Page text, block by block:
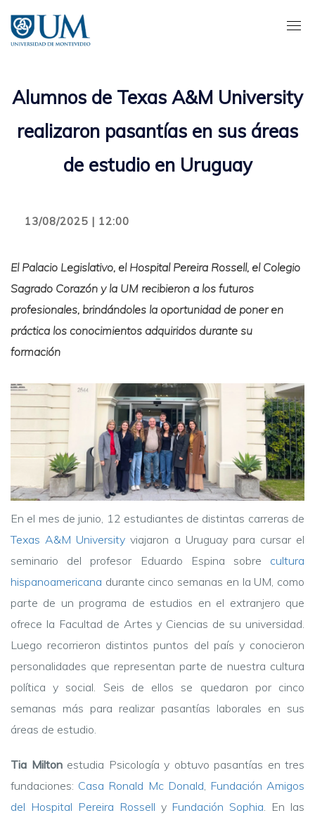
contenido
principal
Alumnos de Texas A&M University
realizaron pasantías en sus áreas
de estudio en Uruguay
13/08/2025 | 12:00
El Palacio Legislativo, el Hospital Pereira Rossell, el Colegio
Sagrado Corazón y la UM recibieron a los futuros
profesionales, brindándoles la oportunidad de poner en
práctica los conocimientos adquiridos durante su
formación
En el mes de junio, 12 estudiantes de distintas carreras de
Texas A&M University viajaron a Uruguay para cursar el
seminario del profesor Eduardo Espina sobre cultura
hispanoamericana durante cinco semanas en la UM, como
parte de un programa de estudios en el extranjero que
ofrece la Facultad de Artes y Ciencias de su universidad.
Luego recorrieron distintos puntos del país y conocieron
personalidades que representan parte de nuestra cultura
política y social. Seis de ellos se quedaron por cinco
semanas más para realizar pasantías laborales en sus
áreas de estudio.
Tia Milton estudia Psicología y obtuvo pasantías en tres
fundaciones: Casa Ronald Mc Donald, Fundación Amigos
del Hospital Pereira Rossell y Fundación Sophia. En las